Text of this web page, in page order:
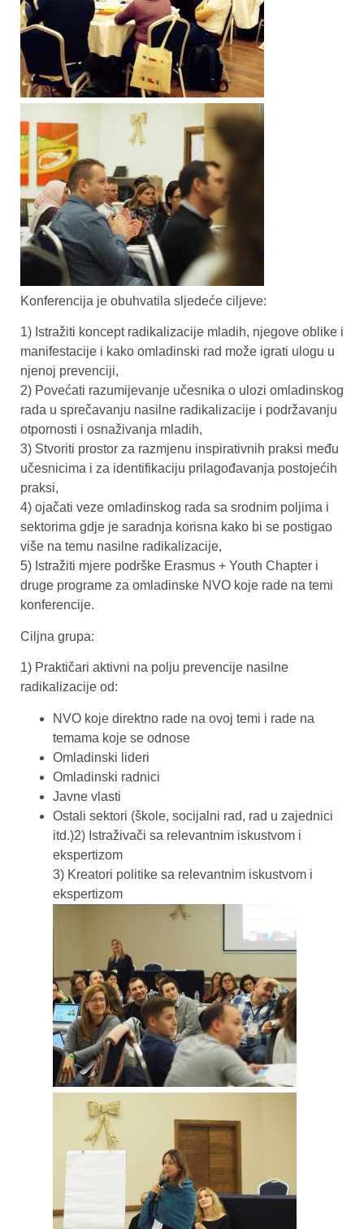
Konferencija je obuhvatila sljedeće ciljeve:
1) Istražiti koncept radikalizacije mladih, njegove oblike i
manifestacije i kako omladinski rad može igrati ulogu u
njenoj prevenciji,
2) Povećati razumijevanje učesnika o ulozi omladinskog
rada u sprečavanju nasilne radikalizacije i podržavanju
otpornosti i osnaživanja mladih,
3) Stvoriti prostor za razmjenu inspirativnih praksi među
učesnicima i za identifikaciju prilagođavanja postojećih
praksi,
4) ojačati veze omladinskog rada sa srodnim poljima i
sektorima gdje je saradnja korisna kako bi se postigao
više na temu nasilne radikalizacije,
5) Istražiti mjere podrške Erasmus + Youth Chapter i
druge programe za omladinske NVO koje rade na temi
konferencije.
Ciljna grupa:
1) Praktičari aktivni na polju prevencije nasilne
radikalizacije od:
NVO koje direktno rade na ovoj temi i rade na
temama koje se odnose
Omladinski lideri
Omladinski radnici
Javne vlasti
Ostali sektori (škole, socijalni rad, rad u zajednici
itd.)2) Istraživači sa relevantnim iskustvom i
ekspertizom
3) Kreatori politike sa relevantnim iskustvom i
ekspertizom